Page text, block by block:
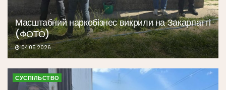
Масштабний наркобізнес викрили на Закарпатті
(ФОТО)
04.05.2026
СУСПІЛЬСТВО